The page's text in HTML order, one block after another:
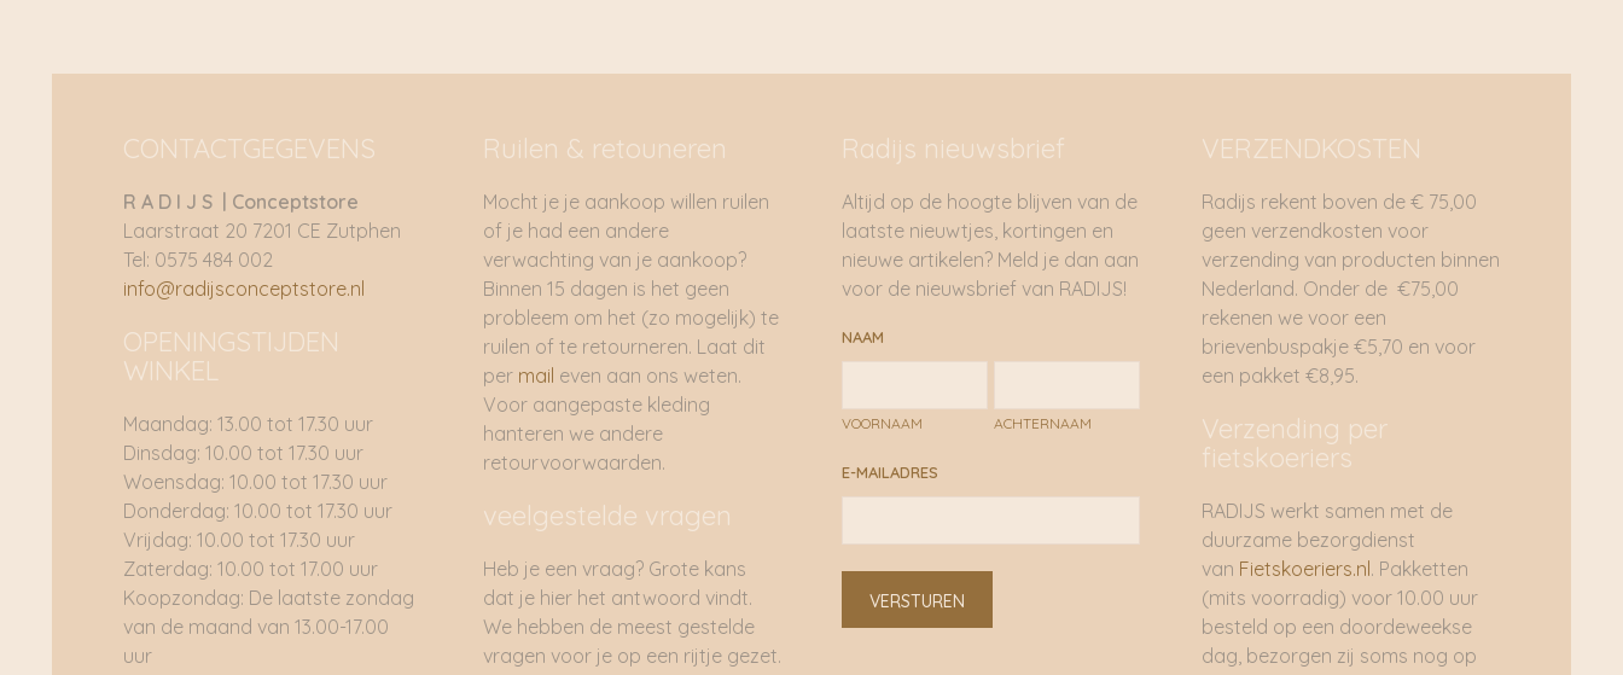
CONTACTGEGEVENS
R A D I J S | Conceptstore
Laarstraat 20 7201 CE Zutphen
Tel: 0575 484 002
info@radijsconceptstore.nl
OPENINGSTIJDEN
WINKEL
Maandag: 13.00 tot 17.30 uur
Dinsdag: 10.00 tot 17.30 uur
Woensdag: 10.00 tot 17.30 uur
Donderdag: 10.00 tot 17.30 uur
Vrijdag: 10.00 tot 17.30 uur
Zaterdag: 10.00 tot 17.00 uur
Koopzondag: De laatste zondag
van de maand van 13.00-17.00
uur
Ruilen & retouneren
Mocht je je aankoop willen ruilen
of je had een andere
verwachting van je aankoop?
Binnen 15 dagen is het geen
probleem om het (zo mogelijk) te
ruilen of te retourneren. Laat dit
permail even aan ons weten.
Voor aangepaste kleding
hanteren we andere
retourvoorwaarden.
veelgestelde vragen
Heb je een vraag? Grote kans
dat je hier het antwoord vindt.
We hebben de meest gestelde
vragen voor je op een rijtje gezet.
Radijs nieuwsbrief
Altijd op de hoogte blijven van de
laatste nieuwtjes, kortingen en
nieuwe artikelen? Meld je dan aan
voor de nieuwsbrief van RADIJS!
NAAM
VOORNAAM ACHTERNAAM
E-MAILADRES
VERSTUREN
VERZENDKOSTEN
Radijs rekent boven de € 75,00
geen verzendkosten voor
verzending van producten binnen
Nederland. Onder de €75,00
rekenen we voor een
brievenbuspakje €5,70 en voor
een pakket €8,95.
Verzending per
fietskoeriers
RADIJS werkt samen met de
duurzame bezorgdienst
van Fietskoeriers.nl . Pakketten
(mits voorradig) voor 10.00 uur
besteld op een doordeweekse
dag, bezorgen zij soms nog op